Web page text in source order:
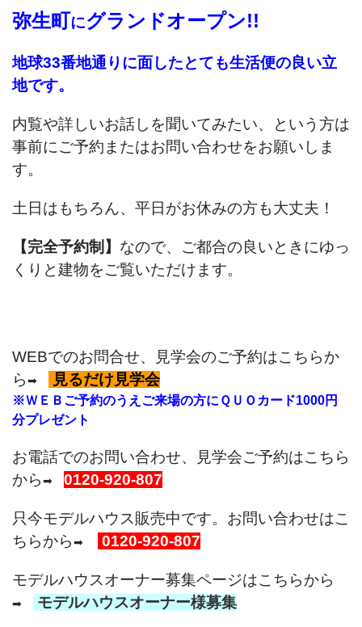
弥生町にグランドオープン!!
地球33番地通りに面したとても生活便の良い立
地です。
内覧や詳しいお話しを聞いてみたい、
という方は
事前にご予約またはお問い合わせをお願いしま
す。
土日はもちろん、平日がお休みの方も大丈夫！
【完全予約制】 なので、ご都合の良いときにゆっ
くりと建物をご覧いただけます。
WEBでのお問合せ、見学会のご予約はこちらか
ら ➡ 見るだけ見学会
※ＷＥＢご予約のうえご来場の方にＱＵＯカード1000円
分プレゼント
お電話でのお問い合わせ、見学会ご予約はこちら
から ➡ 0120-920-807
只今モデルハウス販売中です。お問い合わせはこ
ちらから ➡ 0120-920-807
モデルハウスオーナー募集ページはこちらから
➡ モデルハウスオーナー様募集